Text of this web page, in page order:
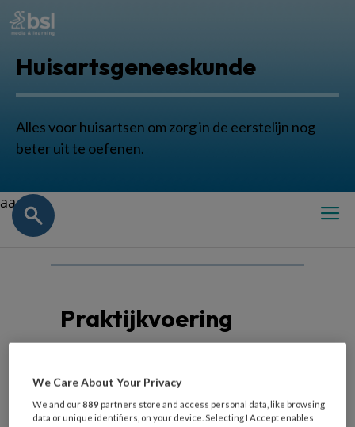
Huisartsgeneeskunde
Alles voor huisartsen om zorg in de eerstelijn nog
beter uit te oefenen.
aa
Praktijkvoering
Over praktijkvoering
We Care About Your Privacy
We and our889 partners store and access personal data, like browsing
data or unique identifiers, on your device. Selecting I Accept enables